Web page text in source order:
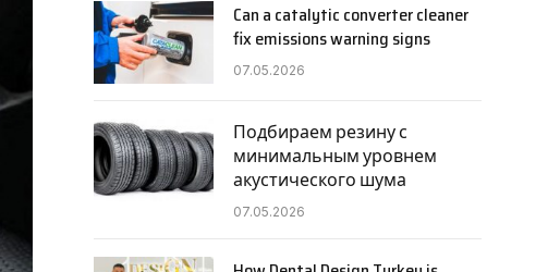
Can a catalytic converter cleaner
fix emissions warning signs
07.05.2026
Подбираем резину с
минимальным уровнем
акустического шума
07.05.2026